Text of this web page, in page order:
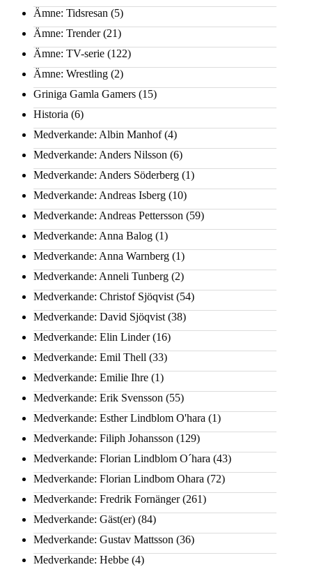
Ämne: Tidsresan (5)
Ämne: Trender(21)
Ämne: TV-serie (122)
Ämne: Wrestling (2)
Griniga Gamla Gamers (15)
Historia (6)
Medverkande: Albin Manhof(4)
Medverkande: Anders Nilsson (6)
Medverkande: Anders Söderberg (1)
Medverkande: Andreas Isberg (10)
Medverkande: Andreas Pettersson (59)
Medverkande: Anna Balog (1)
Medverkande: Anna Warnberg (1)
Medverkande: Anneli Tunberg (2)
Medverkande: Christof Sjöqvist (54)
Medverkande: David Sjöqvist (38)
Medverkande: Elin Linder(16)
Medverkande: Emil Thell (33)
Medverkande: Emilie Ihre (1)
Medverkande: Erik Svensson (55)
Medverkande: Esther Lindblom O'hara (1)
Medverkande: Filiph Johansson (129)
Medverkande: Florian Lindblom O´hara (43)
Medverkande: Florian Lindbom Ohara (72)
Medverkande: Fredrik Fornänger(261)
Medverkande: Gäst(er) (84)
Medverkande: Gustav Mattsson (36)
Medverkande: Hebbe (4)